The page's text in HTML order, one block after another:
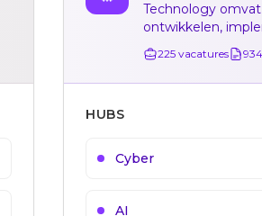
Technology
ontwikkelen,
225 vacatures 934
HUBS
Cyber
AI